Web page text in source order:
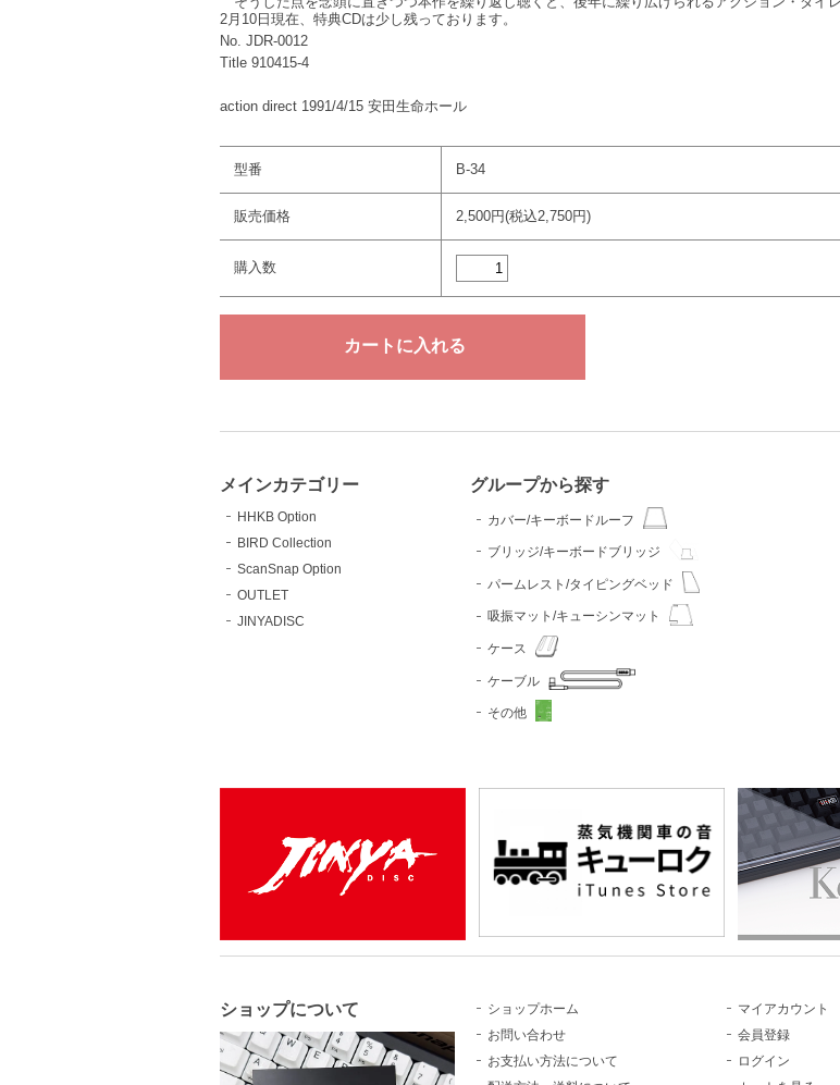
2月10日現在、特典CDは少し残っております。
No. JDR-0012
Title 910415-4
action direct 1991/4/15 安田生命ホール
型番 B-34
販売価格 2,500円(税込2,750円)
購入数
メインカテゴリー
HHKB Option
BIRD Collection
ScanSnap Option
OUTLET
JINYADISC
グループから探す
カバー/キーボードルーフ
ブリッジ/キーボードブリッジ
パームレスト/タイピングベッド
吸振マット/キューシンマット
ケース
ケーブル
その他
ショップについて
ショップホーム
お問い合わせ
お支払い方法について
マイアカウント
会員登録
ログイン